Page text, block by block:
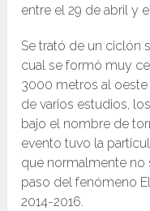
entre el 29 de abril y
Se trató de un ciclón
cual se formó muy
3000 metros al
de varios estudios,
bajo el nombre de
evento tuvo la
que normalmente no
paso del fenómeno
2014-2016.